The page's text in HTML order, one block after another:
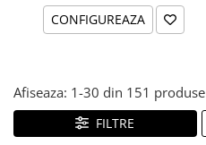
CONFIGUREAZA
Afiseaza: 1-30 din 151 produse
FILTRE